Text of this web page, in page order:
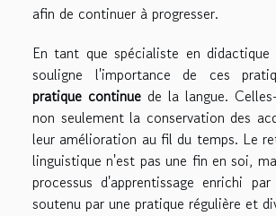
afin de continuer à progresser.
En tant que spécialiste en didactique
souligne l'importance de ces
pratique continue de la langue.
non seulement la conservation des
leur amélioration au fil du temps. Le
linguistique n'est pas une fin en soi,
processus d'apprentissage enrichi
soutenu par une pratique régulière et